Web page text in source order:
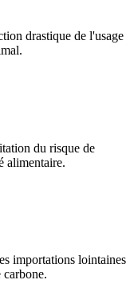
drastique de l'usage
du risque de
alimentaire.
importations lointaines
carbone.